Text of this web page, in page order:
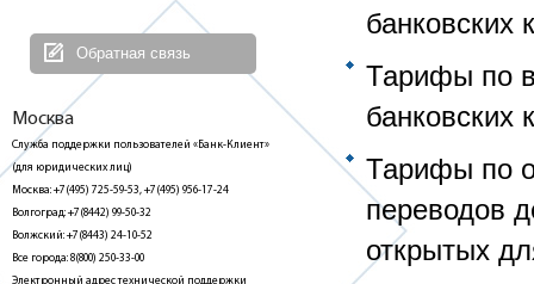
Обратная связь
Москва
Служба поддержки пользователей «Банк-Клиент»
(для юридических лиц)
Москва: +7(495) 725-59-53, +7(495) 956-17-24
Волгоград: +7(8442) 99-50-32
Волжский: +7(8443) 24-10-52
Все города: 8(800) 250-33-00
Тарифы по
банковских
Тарифы по
переводов
открытых